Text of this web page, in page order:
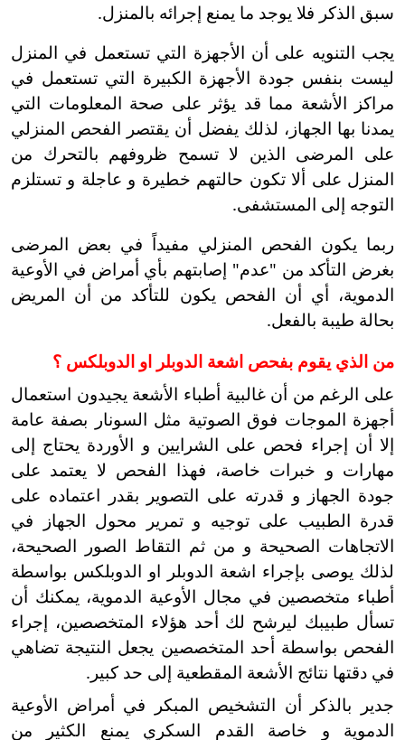
سبق الذكر فلا يوجد ما يمنع إجرائه بالمنزل.
يجب التنويه على أن الأجهزة التي تستعمل في المنزل
ليست بنفس جودة الأجهزة الكبيرة التي تستعمل في
مراكز الأشعة مما قد يؤثر على صحة المعلومات التي
يمدنا بها الجهاز، لذلك يفضل أن يقتصر الفحص المنزلي
على المرضى الذين لا تسمح ظروفهم بالتحرك من
المنزل على ألا تكون حالتهم خطيرة و عاجلة و تستلزم
التوجه إلى المستشفى.
ربما يكون الفحص المنزلي مفيداً في بعض المرضى
بغرض التأكد من "عدم" إصابتهم بأي أمراض في الأوعية
الدموية، أي أن الفحص يكون للتأكد من أن المريض
بحالة طيبة بالفعل.
من الذي يقوم بفحص اشعة الدوبلر او الدوبلكس ؟
على الرغم من أن غالبية أطباء الأشعة يجيدون استعمال
أجهزة الموجات فوق الصوتية مثل السونار بصفة عامة
إلا أن إجراء فحص على الشرايين و الأوردة يحتاج إلى
مهارات و خبرات خاصة، فهذا الفحص لا يعتمد على
جودة الجهاز و قدرته على التصوير بقدر اعتماده على
قدرة الطبيب على توجيه و تمرير محول الجهاز في
الاتجاهات الصحيحة و من ثم التقاط الصور الصحيحة،
لذلك يوصى بإجراء اشعة الدوبلر او الدوبلكس بواسطة
أطباء متخصصين في مجال الأوعية الدموية، يمكنك أن
تسأل طبيبك ليرشح لك أحد هؤلاء المتخصصين، إجراء
الفحص بواسطة أحد المتخصصين يجعل النتيجة تضاهي
في دقتها نتائج الأشعة المقطعية إلى حد كبير.
جدير بالذكر أن التشخيص المبكر في أمراض الأوعية
الدموية و خاصة القدم السكري يمنع الكثير من